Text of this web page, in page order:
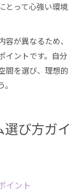
とって心強い環境
が異なるため、
イントです。自分
間を選び、理想的
び方ガイ
イント